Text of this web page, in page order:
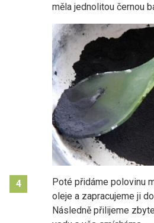
měla jednolitou černou
4
Poté přidáme polovinu
oleje a zapracujeme ji
Následně přilijeme